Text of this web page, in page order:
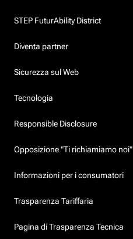
STEP FuturAbility District
Diventa partner
Sicurezza sul Web
Tecnologia
Responsible Disclosure
Opposizione "Ti richiamiamo noi"
Informazioni per i consumatori
Trasparenza Tariffaria
Pagina di Trasparenza Tecnica